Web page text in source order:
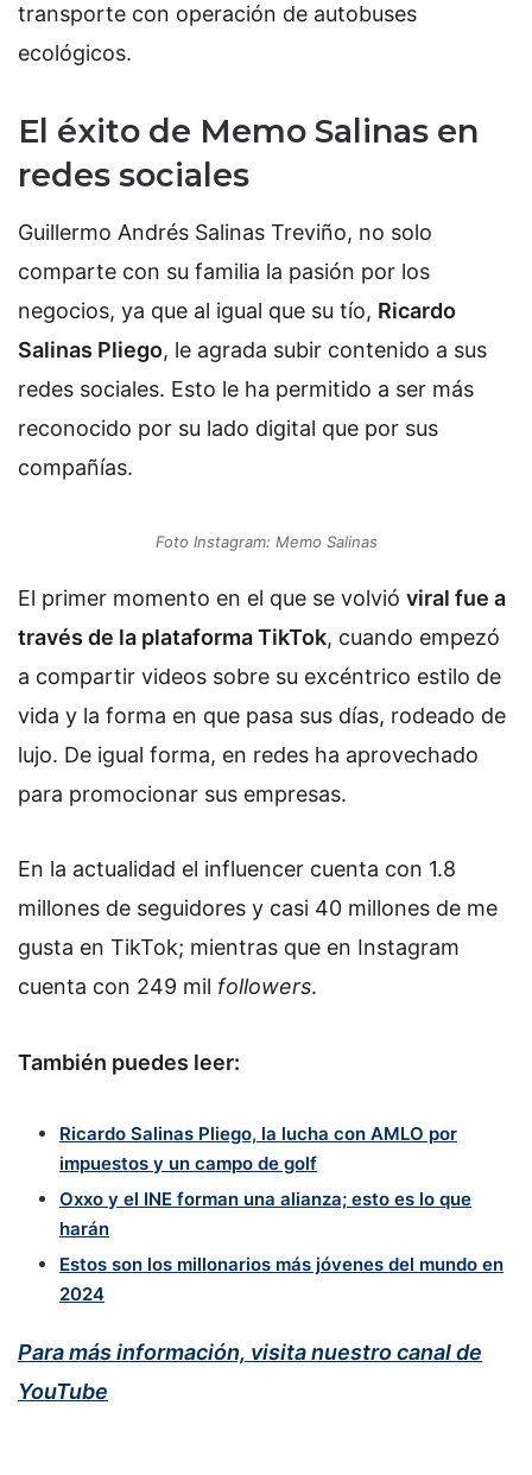
transporte con operación de autobuses
ecológicos.
El éxito de Memo Salinas en
redes sociales
Guillermo Andrés Salinas Treviño, no solo
comparte con su familia la pasión por los
negocios, ya que al igual que su tío, Ricardo
Salinas Pliego, le agrada subir contenido a sus
redes sociales. Esto le ha permitido a ser más
reconocido por su lado digital que por sus
compañías.
Foto Instagram: Memo Salinas
El primer momento en el que se volvió viral fue a
través de la plataforma TikTok, cuando empezó
a compartir videos sobre su excéntrico estilo de
vida y la forma en que pasa sus días, rodeado de
lujo. De igual forma, en redes ha aprovechado
para promocionar sus empresas.
En la actualidad el influencer cuenta con 1.8
millones de seguidores y casi 40 millones de me
gusta en TikTok; mientras que en Instagram
cuenta con 249 mil followers.
También puedes leer:
Ricardo Salinas Pliego, la lucha con AMLO por
impuestos y un campo de golf
Oxxo y el INE forman una alianza; esto es lo que
harán
Estos son los millonarios más jóvenes del mundo en
2024
Para más información, visita nuestro canal de
YouTube